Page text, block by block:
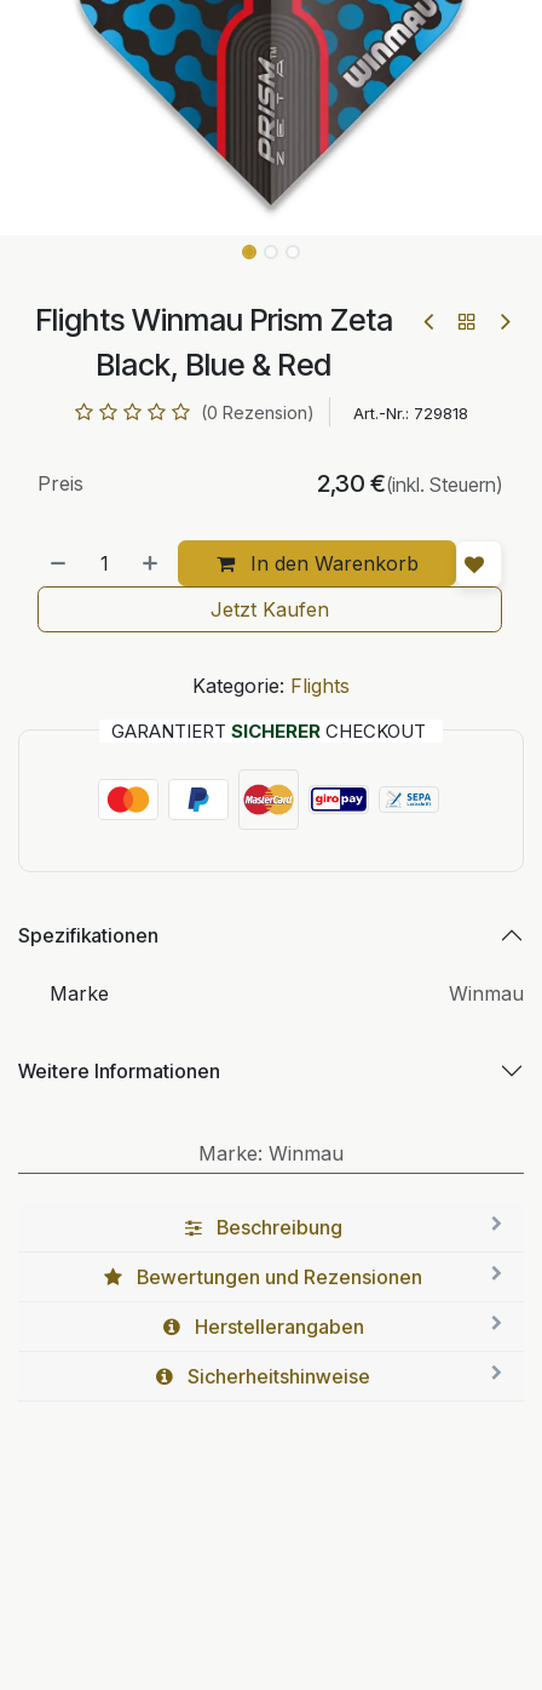
Flights Winmau Prism Zeta
Black, Blue & Red
(0 Rezension) Art.-Nr.: 729818
In den Warenkorb
Preis 2,30 €(inkl. Steuern)
Jetzt Kaufen
Kategorie: Flights
GARANTIERT SICHERER CHECKOUT
Spezifikationen
Marke Winmau
Weitere Informationen
Marke: Winmau
Beschreibung
Bewertungen und Rezensionen
Herstellerangaben
Sicherheitshinweise